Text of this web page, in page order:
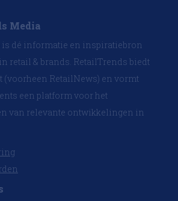
Media
dé informatie en inspiratiebron
retail & brands. RetailTrends biedt
(voorheen RetailNews) en vormt
een platform voor het
van relevante ontwikkelingen in